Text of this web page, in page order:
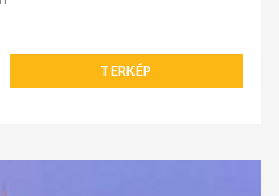
TERKÉP